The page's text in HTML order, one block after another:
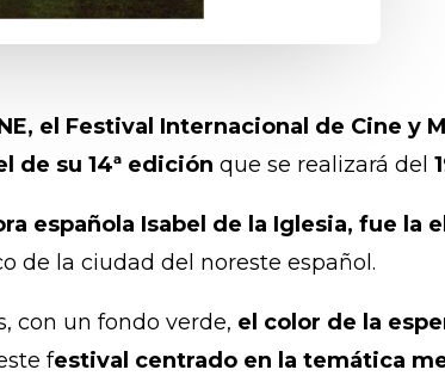
el Festival Internacional de Cine y
de su 14ª edición que se realizará del
española Isabel de la Iglesia, fue la
de la ciudad del noreste español.
con un fondo verde, el color de la
festival centrado en la temática